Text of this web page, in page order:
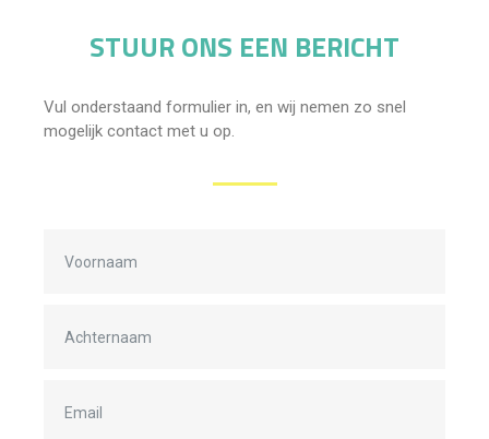
STUUR ONS EEN BERICHT
Vul onderstaand formulier in, en wij nemen zo snel
mogelijk contact met u op.